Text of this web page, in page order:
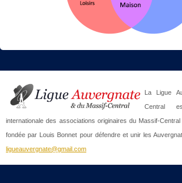
La Ligue
Central
internationale des associations originaires du Massif-
fondée par Louis Bonnet pour défendre et unir les
ligueauvergnate@gmail.com